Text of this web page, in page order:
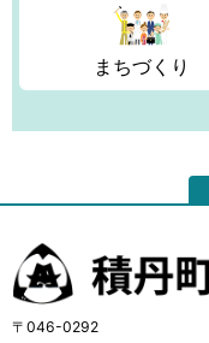
まちづくり
〒046-0292